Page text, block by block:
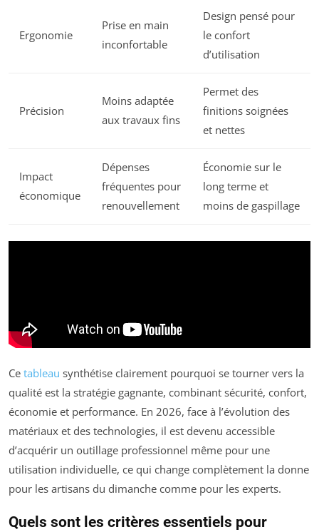
Ergonomie
Prise en main
inconfortable
Design pensé pour
le confort
d’utilisation
Précision
Moins adaptée
aux travaux fins
Permet des
finitions soignées
et nettes
Impact
économique
Dépenses
fréquentes pour
renouvellement
Économie sur le
long terme et
moins de gaspillage
Ce tableau synthétise clairement pourquoi se tourner vers la
qualité est la stratégie gagnante, combinant sécurité, confort,
économie et performance. En 2026, face à l’évolution des
matériaux et des technologies, il est devenu accessible
d’acquérir un outillage professionnel même pour une
utilisation individuelle, ce qui change complètement la donne
pour les artisans du dimanche comme pour les experts.
Quels sont les critères essentiels pour